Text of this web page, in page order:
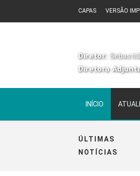
CAPAS VERSÃO
Diretor:
Diretora
INÍCIO
ÚLTIMAS
NOTÍCIAS